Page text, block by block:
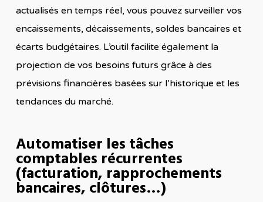
actualisés en temps réel, vous pouvez surveiller vos
encaissements, décaissements, soldes bancaires et
écarts budgétaires. L’outil facilite également la
projection de vos besoins futurs grâce à des
prévisions financières basées sur l’historique et les
tendances du marché.
Automatiser les tâches
comptables récurrentes
(facturation, rapprochements
bancaires, clôtures…)